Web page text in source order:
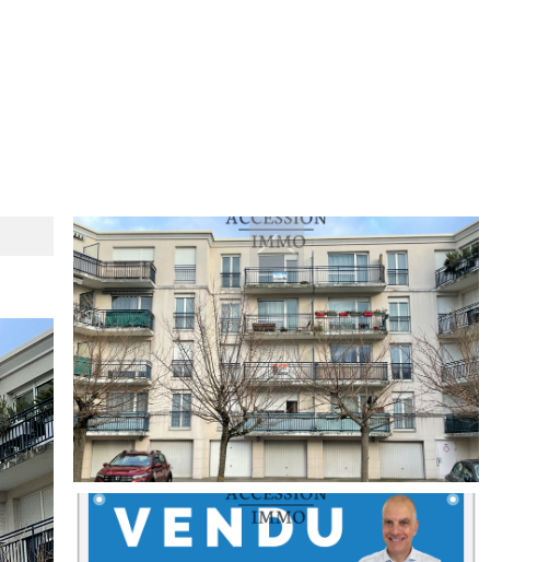
filtrer
réinitialiser les filtres